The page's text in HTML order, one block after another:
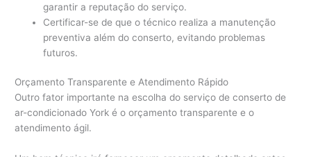
garantir a reputação do serviço.
Certificar-se de que o técnico realiza a manutenção
preventiva além do conserto, evitando problemas
futuros.
Orçamento Transparente e Atendimento Rápido
Outro fator importante na escolha do serviço de conserto de
ar-condicionado York é o orçamento transparente e o
atendimento ágil.